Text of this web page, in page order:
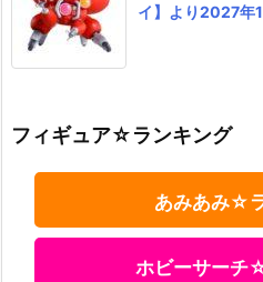
イ】より2027年
フィギュア☆ランキング
あみあみ☆
ホビーサーチ